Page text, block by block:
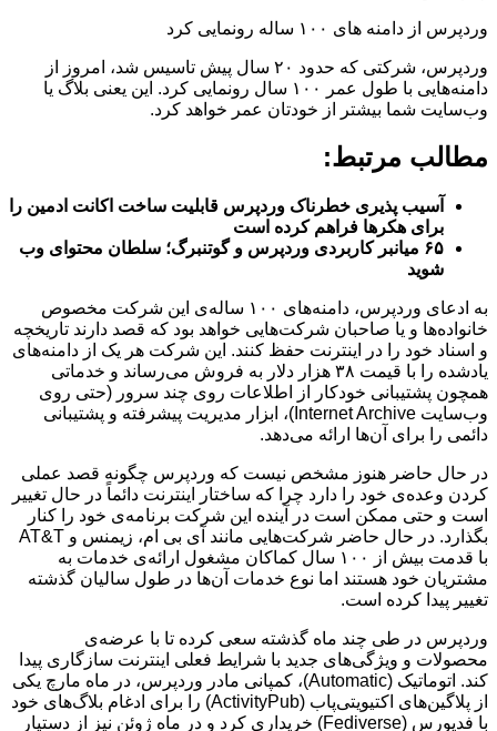
وردپرس از دامنه های ۱۰۰ ساله رونمایی کرد
وردپرس، شرکتی که حدود ۲۰ سال پیش تاسیس شد، امروز از
دامنه‌هایی با طول عمر ۱۰۰ سال رونمایی کرد. این یعنی بلاگ یا
وب‌سایت شما بیشتر از خودتان عمر خواهد کرد.
مطالب مرتبط:
آسیب پذیری خطرناک وردپرس قابلیت ساخت اکانت ادمین را
برای هکرها فراهم کرده است
۶۵ میانبر کاربردی وردپرس و گوتنبرگ؛ سلطان محتوای وب
شوید
به ادعای وردپرس، دامنه‌های ۱۰۰ ساله‌ی این شرکت مخصوص
خانواده‌ها و یا صاحبان شرکت‌هایی خواهد بود که قصد دارند تاریخچه
و اسناد خود را در اینترنت حفظ کنند. این شرکت هر یک از دامنه‌های
یادشده را با قیمت ۳۸ هزار دلار به فروش می‌رساند و خدماتی
همچون پشتیبانی خودکار از اطلاعات روی چند سرور (حتی روی
وب‌سایت Internet Archive)، ابزار مدیریت پیشرفته و پشتیبانی
دائمی را برای آن‌ها ارائه می‌دهد.
در حال حاضر هنوز مشخص نیست که وردپرس چگونه قصد عملی
کردن وعده‌ی خود را دارد چرا که ساختار اینترنت دائماً در حال تغییر
است و حتی ممکن است در آینده این شرکت برنامه‌ی خود را کنار
بگذارد. در حال حاضر شرکت‌هایی مانند آی بی ام، زیمنس و AT&T
با قدمت بیش از ۱۰۰ سال کماکان مشغول ارائه‌ی خدمات به
مشتریان خود هستند اما نوع خدمات آن‌ها در طول سالیان گذشته
تغییر پیدا کرده است.
وردپرس در طی چند ماه گذشته سعی کرده تا با عرضه‌ی
محصولات و ویژگی‌های جدید با شرایط فعلی اینترنت سازگاری پیدا
کند. اتوماتیک (Automatic)، کمپانی مادر وردپرس، در ماه مارچ یکی
از پلاگین‌های اکتیویتی‌پاب (ActivityPub) را برای ادغام بلاگ‌های خود
با فدیورس (Fediverse) خریداری کرد و در ماه ژوئن نیز از دستیار